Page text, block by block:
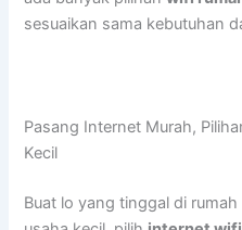
sesuaikan sama kebutuhan
Pasang Internet Murah,
Kecil
Buat lo yang tinggal di